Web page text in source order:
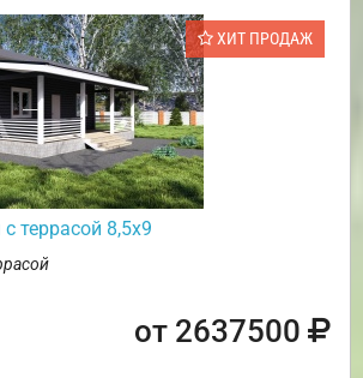
ХИТ ПРОДАЖ
террасой 8,5х9
от 2637500